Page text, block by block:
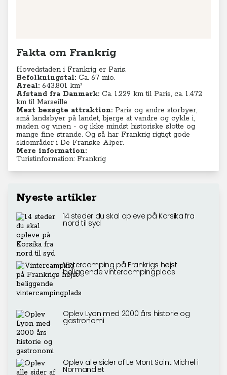
Fakta om Frankrig
Hovedstaden i Frankrig er Paris.
Befolkningstal: Ca. 67 mio.
Areal: 643.801 km²
Afstand fra Danmark: Ca. 1.229 km til Paris, ca. 1.472
km til Marseille
Mest besøgte attraktion: Paris og andre storbyer,
små landsbyer på landet, bjerge at vandre og cykle i,
maden og vinen - og ikke mindst historiske slotte og
mange fine strande. Og så har Frankrig rigtigt gode
skiområder i De Franske Alper.
Mere information:
Turistinformation: Frankrig
Nyeste artikler
14 steder du skal opleve på Korsika fra
nord til syd
Vintercamping på Frankrigs højst
beliggende vintercampingplads
Oplev Lyon med 2000 års historie og
gastronomi
Oplev alle sider af Le Mont Saint Michel i
Normandiet